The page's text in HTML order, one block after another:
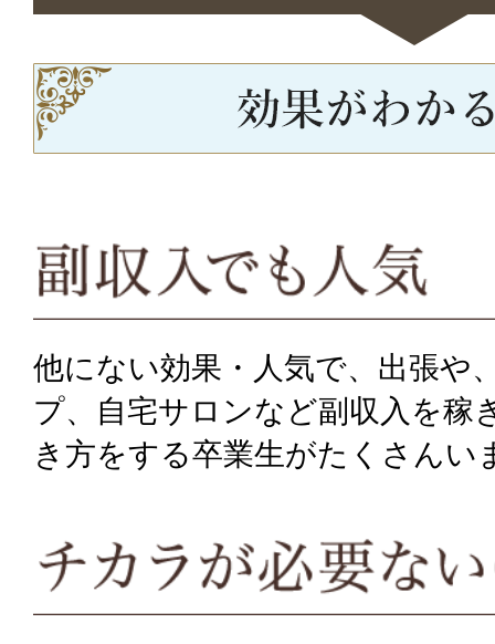
他にない効果・人気で、出張や
プ、自宅サロンなど副収入を稼
き方をする卒業生がたくさんい